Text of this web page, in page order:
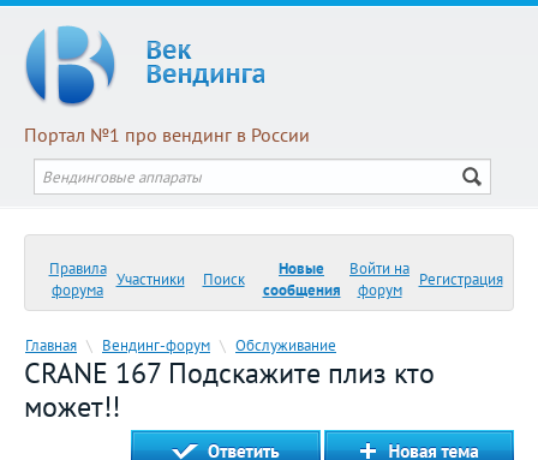
Портал №1 про вендинг в России
Правила
форума
Участники Поиск
Новые
сообщения
Войти на
форум
Регистрация
Главная \ Вендинг-форум \ Обслуживание
CRANE 167 Подскажите плиз кто
может!!